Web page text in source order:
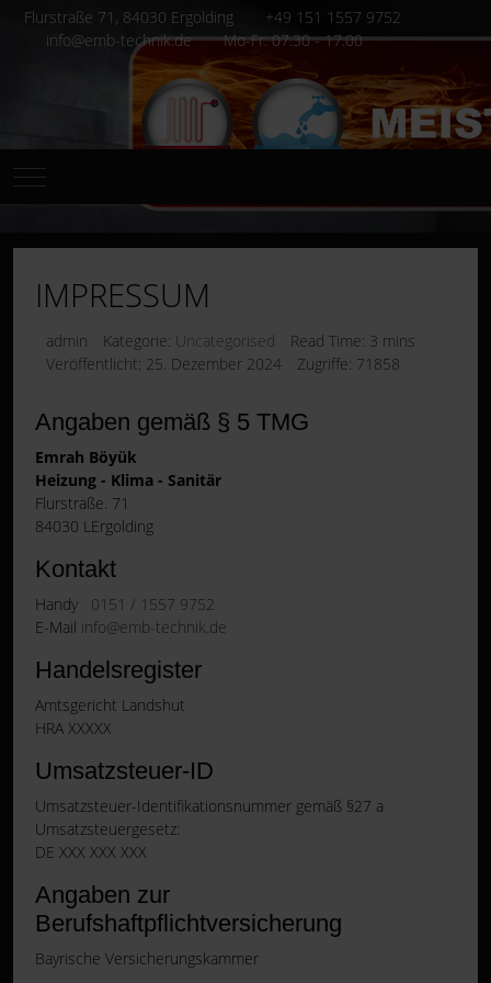
Flurstraße 71, 84030 Ergolding
+49 151 1557 9752
info@emb-technik.de
Mo-Fr: 07.30 - 17.00
Mobile Menu Toggle
IMPRESSUM
admin Kategorie: Uncategorised
Read Time: 3 mins
Veröffentlicht: 25. Dezember 2024
Zugriffe: 71858
Angaben gemäß § 5 TMG
Emrah Böyük
Heizung - Klima - Sanitär
Flurstraße. 71
84030 LErgolding
Kontakt
Handy 0151 / 1557 9752
E-Mail info@emb-technik.de
Handelsregister
Amtsgericht Landshut
HRA XXXXX
Umsatzsteuer-ID
Umsatzsteuer-Identifikationsnummer gemäß §27 a
Umsatzsteuergesetz:
DE XXX XXX XXX
Angaben zur
Berufshaftpflichtversicherung
Bayrische Versicherungskammer